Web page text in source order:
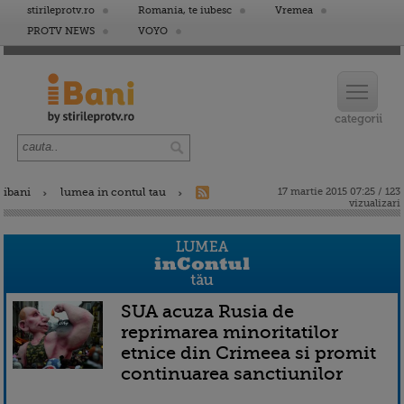
stirileprotv.ro Romania, te iubesc
Vremea
PROTV NEWS
VOYO
ibani lumea in contul tau
17 martie 2015 07:25 / 123
vizualizari
SUA acuza Rusia de
reprimarea minoritatilor
etnice din Crimeea si promit
continuarea sanctiunilor